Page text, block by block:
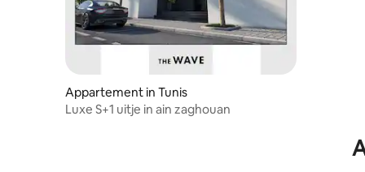
Appartement in Tunis
Luxe S+1 uitje in ain zaghouan